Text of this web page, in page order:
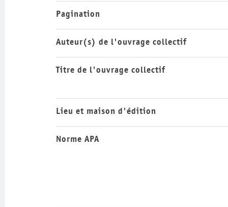
Pagination
Auteur(s) de l'ouvrage collectif
Titre de l'ouvrage collectif
Lieu et maison d'édition
Norme APA